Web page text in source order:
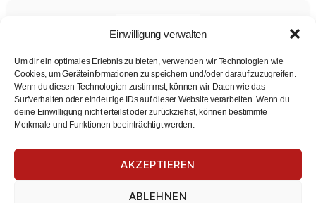
Einwilligung verwalten
Um dir ein optimales Erlebnis zu bieten, verwenden wir Technologien wie
Cookies, um Geräteinformationen zu speichern und/oder darauf zuzugreifen.
Wenn du diesen Technologien zustimmst, können wir Daten wie das
Surfverhalten oder eindeutige IDs auf dieser Website verarbeiten. Wenn du
deine Einwilligung nicht erteilst oder zurückziehst, können bestimmte
Merkmale und Funktionen beeinträchtigt werden.
AKZEPTIEREN
ABLEHNEN
Großraum München – Vertriebsmanager im
Außendienst mit technischer Affinität (m/w/d)
varmeco